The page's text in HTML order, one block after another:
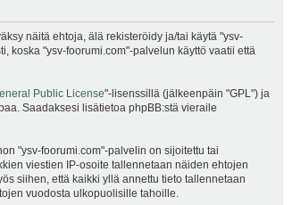
näitä ehtoja, älä rekisteröidy ja/tai käytä "ysv-
koska "ysv-foorumi.com"-palvelun käyttö vaatii että
Public License"-lisenssillä (jälkeenpäin "GPL") ja
Saadaksesi lisätietoa phpBB:stä vieraile
"ysv-foorumi.com"-palvelin on sijoitettu tai
viestien IP-osoite tallennetaan näiden ehtojen
siihen, että kaikki yllä annettu tieto tallennetaan
vuodosta ulkopuolisille tahoille.